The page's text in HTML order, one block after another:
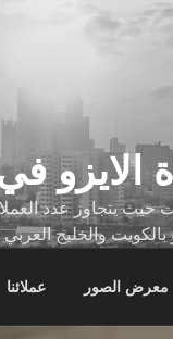
يتجاوز عدد
بالكويت والخليج
معرض الصور عملائنا